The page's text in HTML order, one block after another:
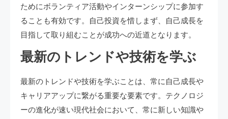
ためにボランティア活動やインターンシップに参加す
ることも有効です。自己投資を惜しまず、自己成長を
目指して取り組むことが成功への近道となります。
最新のトレンドや技術を学ぶ
最新のトレンドや技術を学ぶことは、常に自己成長や
キャリアアップに繋がる重要な要素です。テクノロジ
ーの進化が速い現代社会において、常に新しい知識や